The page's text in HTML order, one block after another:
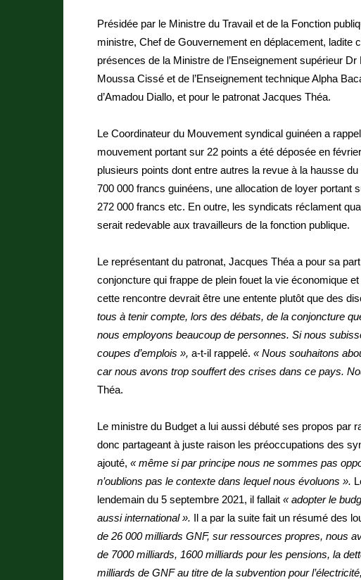
Présidée par le Ministre du Travail et de la Fonction
ministre, Chef de Gouvernement en déplacement, ladite
présences de la Ministre de l’Enseignement supérieur
Moussa Cissé et de l’Enseignement technique Alpha
d’Amadou Diallo, et pour le patronat Jacques Théa.
Le Coordinateur du Mouvement syndical guinéen a
mouvement portant sur 22 points a été déposée en
plusieurs points dont entre autres la revue à la hausse
700 000 francs guinéens, une allocation de loyer portant
272 000 francs etc. En outre, les syndicats réclament
serait redevable aux travailleurs de la fonction publique.
Le représentant du patronat, Jacques Théa a pour sa
conjoncture qui frappe de plein fouet la vie économique
cette rencontre devrait être une entente plutôt que des
tous à tenir compte, lors des débats, de la conjoncture
nous employons beaucoup de personnes. Si nous
coupes d’emplois », a-t-il rappelé. « Nous souhaitons
car nous avons trop souffert des crises dans ce pays.
Théa.
Le ministre du Budget a lui aussi débuté ses propos par
donc partageant à juste raison les préoccupations des
ajouté, « même si par principe nous ne sommes pas
n’oublions pas le contexte dans lequel nous évoluons ».
lendemain du 5 septembre 2021, il fallait « adopter le
aussi international ». Il a par la suite fait un résumé des
de 26 000 milliards GNF, sur ressources propres, nous
de 7000 milliards, 1600 milliards pour les pensions, la
milliards de GNF au titre de la subvention pour